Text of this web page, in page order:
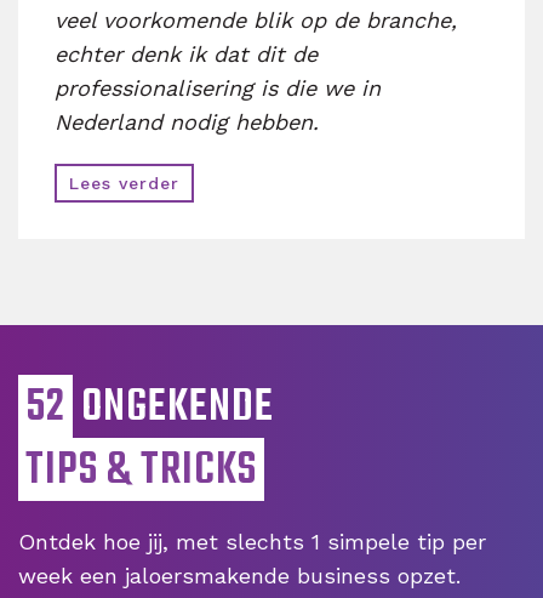
veel voorkomende blik op de branche,
echter denk ik dat dit de
professionalisering is die we in
Nederland nodig hebben.
Lees verder
52 ONGEKENDE
TIPS & TRICKS
Ontdek hoe jij, met slechts 1 simpele tip per
week een jaloersmakende business opzet.